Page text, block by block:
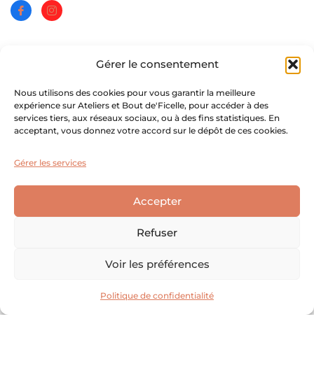
Gérer le consentement
Nous utilisons des cookies pour vous garantir la meilleure
expérience sur Ateliers et Bout de'Ficelle, pour accéder à des
services tiers, aux réseaux sociaux, ou à des fins statistiques. En
acceptant, vous donnez votre accord sur le dépôt de ces cookies.
Gérer les services
Accepter
Refuser
Voir les préférences
Politique de confidentialité
Pour Enfants.
Pour Adultes.
Collectivité / Entreprise.